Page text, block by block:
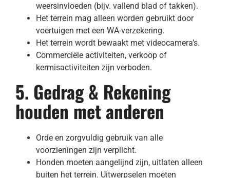
weersinvloeden (bijv. vallend blad of takken).
Het terrein mag alleen worden gebruikt door
voertuigen met een WA-verzekering.
Het terrein wordt bewaakt met videocamera’s.
Commerciële activiteiten, verkoop of
kermisactiviteiten zijn verboden.
5. Gedrag & Rekening
houden met anderen
Orde en zorgvuldig gebruik van alle
voorzieningen zijn verplicht.
Honden moeten aangelijnd zijn, uitlaten alleen
buiten het terrein. Uitwerpselen moeten